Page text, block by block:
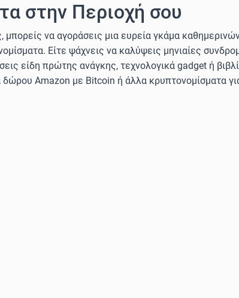
στην Περιοχή σου
να αγοράσεις μια ευρεία γκάμα
Είτε ψάχνεις να καλύψεις μηνιαίες
είδη πρώτης ανάγκης, τεχνολογικά gadget ή
δώρου Amazon με Bitcoin ή άλλα κρυπτονομίσματα